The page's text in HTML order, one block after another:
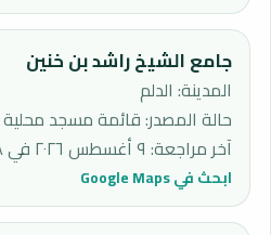
جامع الشيخ راشد بن خنين
المدينة: الدلم
حالة المصدر:قائمة مسجد محلية
آخر مراجعة: ٩ أغسطس ٢٠٢٦ في ١٢:٢٨ ص
ابحث في Google Maps